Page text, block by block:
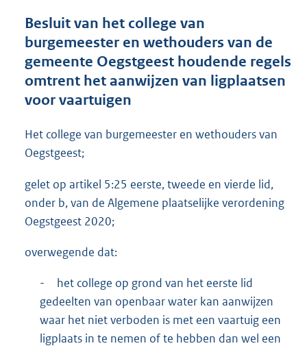
r
o
t
t
4
Besluit van het college van
burgemeester en wethouders van de
gemeente Oegstgeest houdende regels
omtrent het aanwijzen van ligplaatsen
voor vaartuigen
Het college van burgemeester en wethouders van
Oegstgeest;
gelet op artikel 5:25 eerste, tweede en vierde lid,
onder b, van de Algemene plaatselijke verordening
Oegstgeest 2020;
overwegende dat:
-
het college op grond van het eerste lid
gedeelten van openbaar water kan aanwijzen
waar het niet verboden is met een vaartuig een
ligplaats in te nemen of te hebben dan wel een